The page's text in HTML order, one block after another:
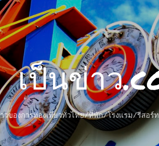
ข้ามไปที่เนื้อหาหลัก
เป็นข่าว
ราวของการท่องเที่ยวทั่วไทย/ที่พัก/โรงแรม/รี